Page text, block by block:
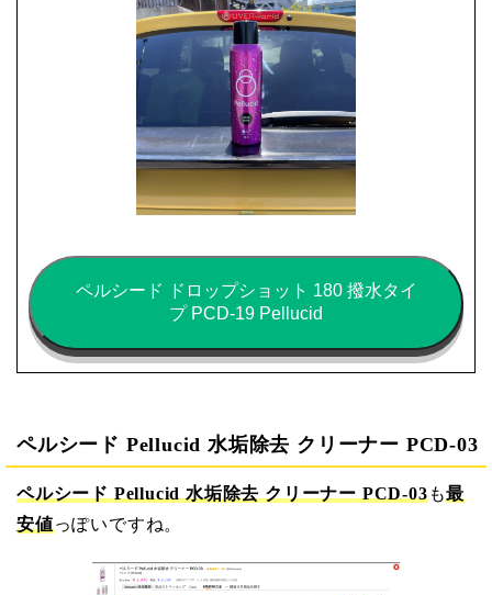
ペルシード ドロップショット 180 撥水タイ
プ PCD-19 Pellucid
ペルシード Pellucid 水垢除去 クリーナー PCD-03
ペルシード Pellucid 水垢除去 クリーナー PCD-03 も最
安値っぽいですね。